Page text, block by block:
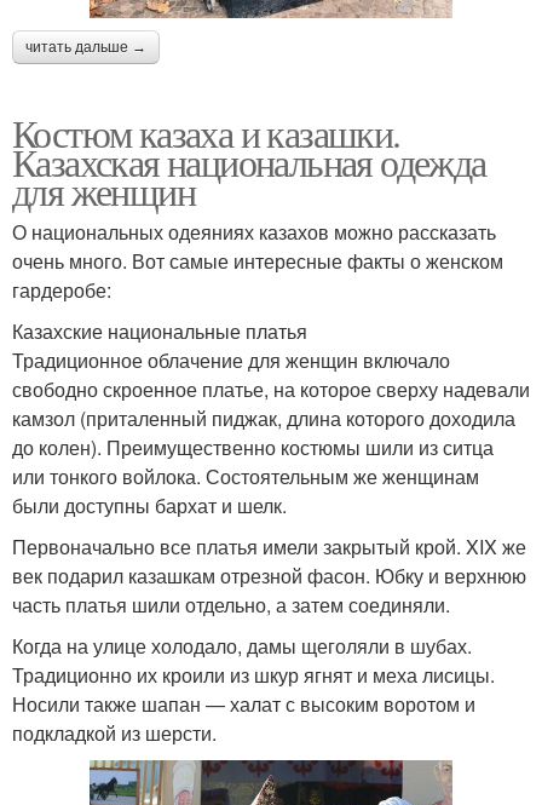
читать дальше →
Костюм казаха и казашки.
Казахская национальная одежда
для женщин
О национальных одеяниях казахов можно рассказать
очень много. Вот самые интересные факты о женском
гардеробе:
Казахские национальные платья
Традиционное облачение для женщин включало
свободно скроенное платье, на которое сверху надевали
камзол (приталенный пиджак, длина которого доходила
до колен). Преимущественно костюмы шили из ситца
или тонкого войлока. Состоятельным же женщинам
были доступны бархат и шелк.
Первоначально все платья имели закрытый крой. XIX же
век подарил казашкам отрезной фасон. Юбку и верхнюю
часть платья шили отдельно, а затем соединяли.
Когда на улице холодало, дамы щеголяли в шубах.
Традиционно их кроили из шкур ягнят и меха лисицы.
Носили также шапан — халат с высоким воротом и
подкладкой из шерсти.